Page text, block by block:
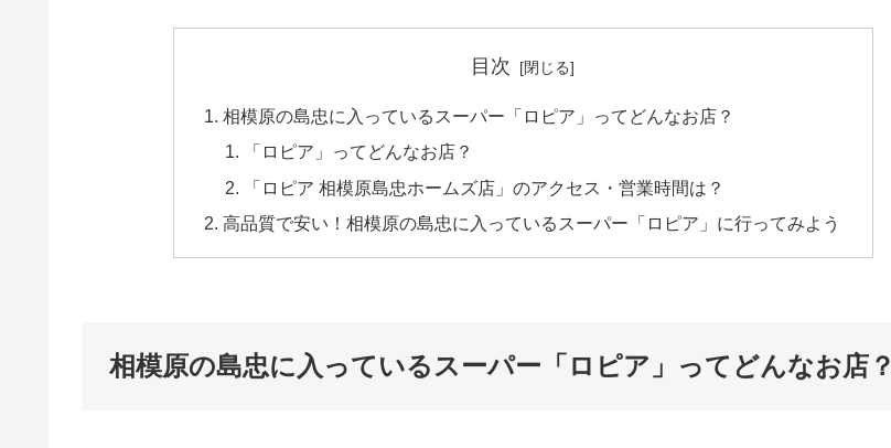
目次
相模原の島忠に入っているスーパー「ロピア」ってどんなお店？
「ロピア」ってどんなお店？
「ロピア 相模原島忠ホームズ店」のアクセス・営業時間は？
高品質で安い！相模原の島忠に入っているスーパー「ロピア」に行ってみよう
相模原の島忠に入っているスーパー「ロピア」ってどんなお店？